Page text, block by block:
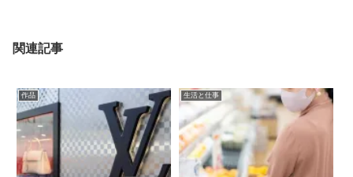
関連記事
作品 生活と仕事